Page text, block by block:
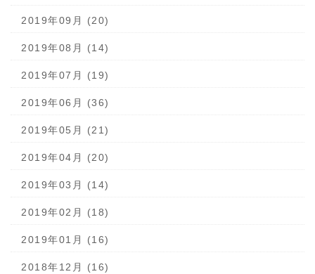
2019年09月 (20)
2019年08月 (14)
2019年07月 (19)
2019年06月 (36)
2019年05月 (21)
2019年04月 (20)
2019年03月 (14)
2019年02月 (18)
2019年01月 (16)
2018年12月 (16)